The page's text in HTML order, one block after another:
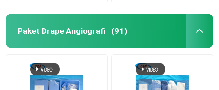
Paket Drape Angiografi (91)